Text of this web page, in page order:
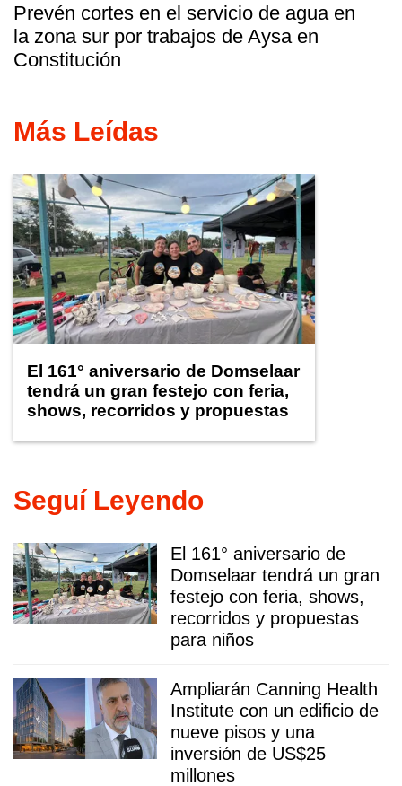
Prevén cortes en el servicio de agua en
la zona sur por trabajos de Aysa en
Constitución
Más Leídas
El 161° aniversario de Domselaar
tendrá un gran festejo con feria,
shows, recorridos y propuestas
Seguí Leyendo
El 161° aniversario de
Domselaar tendrá un gran
festejo con feria, shows,
recorridos y propuestas
para niños
Ampliarán Canning Health
Institute con un edificio de
nueve pisos y una
inversión de US$25
millones